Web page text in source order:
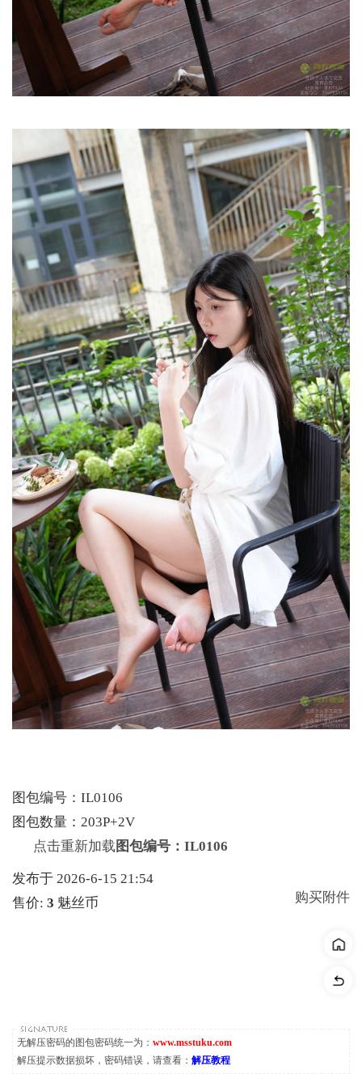
图包编号：IL0106
图包数量：203P+2V
点击重新加载 图包编号：IL0106
发布于 2026-6-15 21:54
售价: 3 魅丝币 购买附件
无解压密码的图包密码统一为： www.msstuku.com
解压提示数据损坏，密码错误，请查看： 解压教程